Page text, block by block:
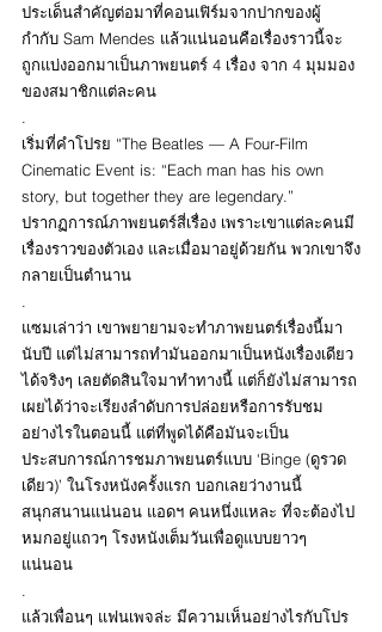
ประเด็นสำคัญต่อมาที่คอนเฟิร์มจากปากของผู้
กำกับ Sam Mendes แล้วแน่นอนคือเรื่องราวนี้จะ
ถูกแบ่งออกมาเป็นภาพยนตร์ 4 เรื่อง จาก 4 มุมมอง
ของสมาชิกแต่ละคน
.
เริ่มที่คำโปรย “The Beatles — A Four-Film
Cinematic Event is: “Each man has his own
story, but together they are legendary.”
ปรากฏการณ์ภาพยนตร์สี่เรื่อง เพราะเขาแต่ละคนมี
เรื่องราวของตัวเอง และเมื่อมาอยู่ด้วยกัน พวกเขาจึง
กลายเป็นตำนาน
.
แซมเล่าว่า เขาพยายามจะทำภาพยนตร์เรื่องนี้มา
นับปี แต่ไม่สามารถทำมันออกมาเป็นหนังเรื่องเดียว
ได้จริงๆ เลยตัดสินใจมาทำทางนี้ แต่ก็ยังไม่สามารถ
เผยได้ว่าจะเรียงลำดับการปล่อยหรือการรับชม
อย่างไรในตอนนี้ แต่ที่พูดได้คือมันจะเป็น
ประสบการณ์การชมภาพยนตร์แบบ ‘Binge (ดูรวด
เดียว)’ ในโรงหนังครั้งแรก บอกเลยว่างานนี้
สนุกสนานแน่นอน แอดฯ คนหนึ่งแหละ ที่จะต้องไป
หมกอยู่แถวๆ โรงหนังเต็มวันเพื่อดูแบบยาวๆ
แน่นอน
.
แล้วเพื่อนๆ แฟนเพจล่ะ มีความเห็นอย่างไรกับโปร